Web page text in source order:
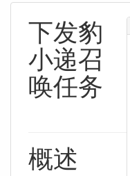
下发豹
小递召
唤任务
概述